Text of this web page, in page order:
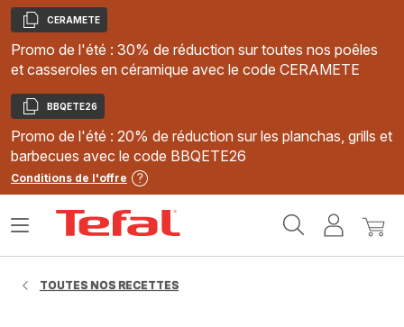
Copier
CERAMETE
Promo de l'été : 30% de réduction sur toutes nos poêles
et casseroles en céramique avec le code CERAMETE
Copier
BBQETE26
Promo de l'été : 20% de réduction sur les planchas, grills et
barbecues avec le code BBQETE26
Conditions de l'offre
MonMon
Ouvrir
TOUTES NOS RECETTES